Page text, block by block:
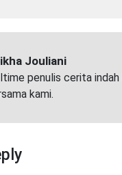
Jouliani
penulis cerita indah
kami.